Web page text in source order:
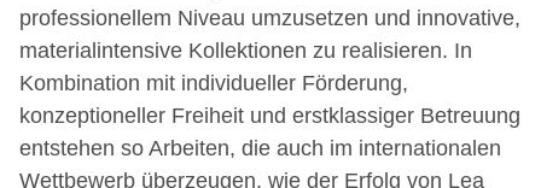
professionellem Niveau umzusetzen und innovative,
materialintensive Kollektionen zu realisieren. In
Kombination mit individueller Förderung,
konzeptioneller Freiheit und erstklassiger Betreuung
entstehen so Arbeiten, die auch im internationalen
Wettbewerb überzeugen, wie der Erfolg von Lea